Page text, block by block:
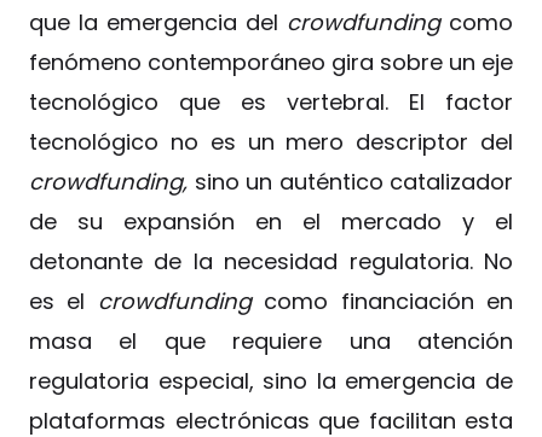
que la emergencia del crowdfunding como
fenómeno contemporáneo gira sobre un eje
tecnológico que es vertebral. El factor
tecnológico no es un mero descriptor del
crowdfunding, sino un auténtico catalizador
de su expansión en el mercado y el
detonante de la necesidad regulatoria. No
es el crowdfunding como financiación en
masa el que requiere una atención
regulatoria especial, sino la emergencia de
plataformas electrónicas que facilitan esta